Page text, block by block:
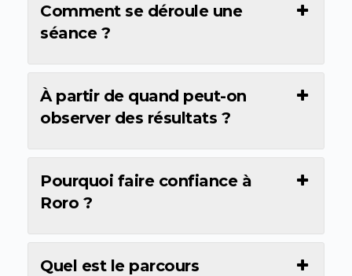
Comment se déroule une
séance ?
À partir de quand peut-on
observer des résultats ?
Pourquoi faire confiance à
Roro ?
Quel est le parcours